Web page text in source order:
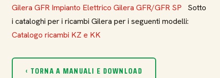
Gilera GFR Impianto Elettrico Gilera GFR/GFR SP Sotto
i cataloghi per i ricambi Gilera per i seguenti modelli:
Catalogo ricambi KZ e KK
‹ TORNA A MANUALI E DOWNLOAD